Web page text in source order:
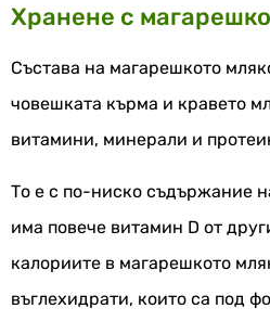
Хранене с
Състава на магарешкото
човешката кърма и кравето
витамини, минерали и
То е с по-ниско съдържание
има повече витамин D от
калориите в магарешкото
въглехидрати, които са под